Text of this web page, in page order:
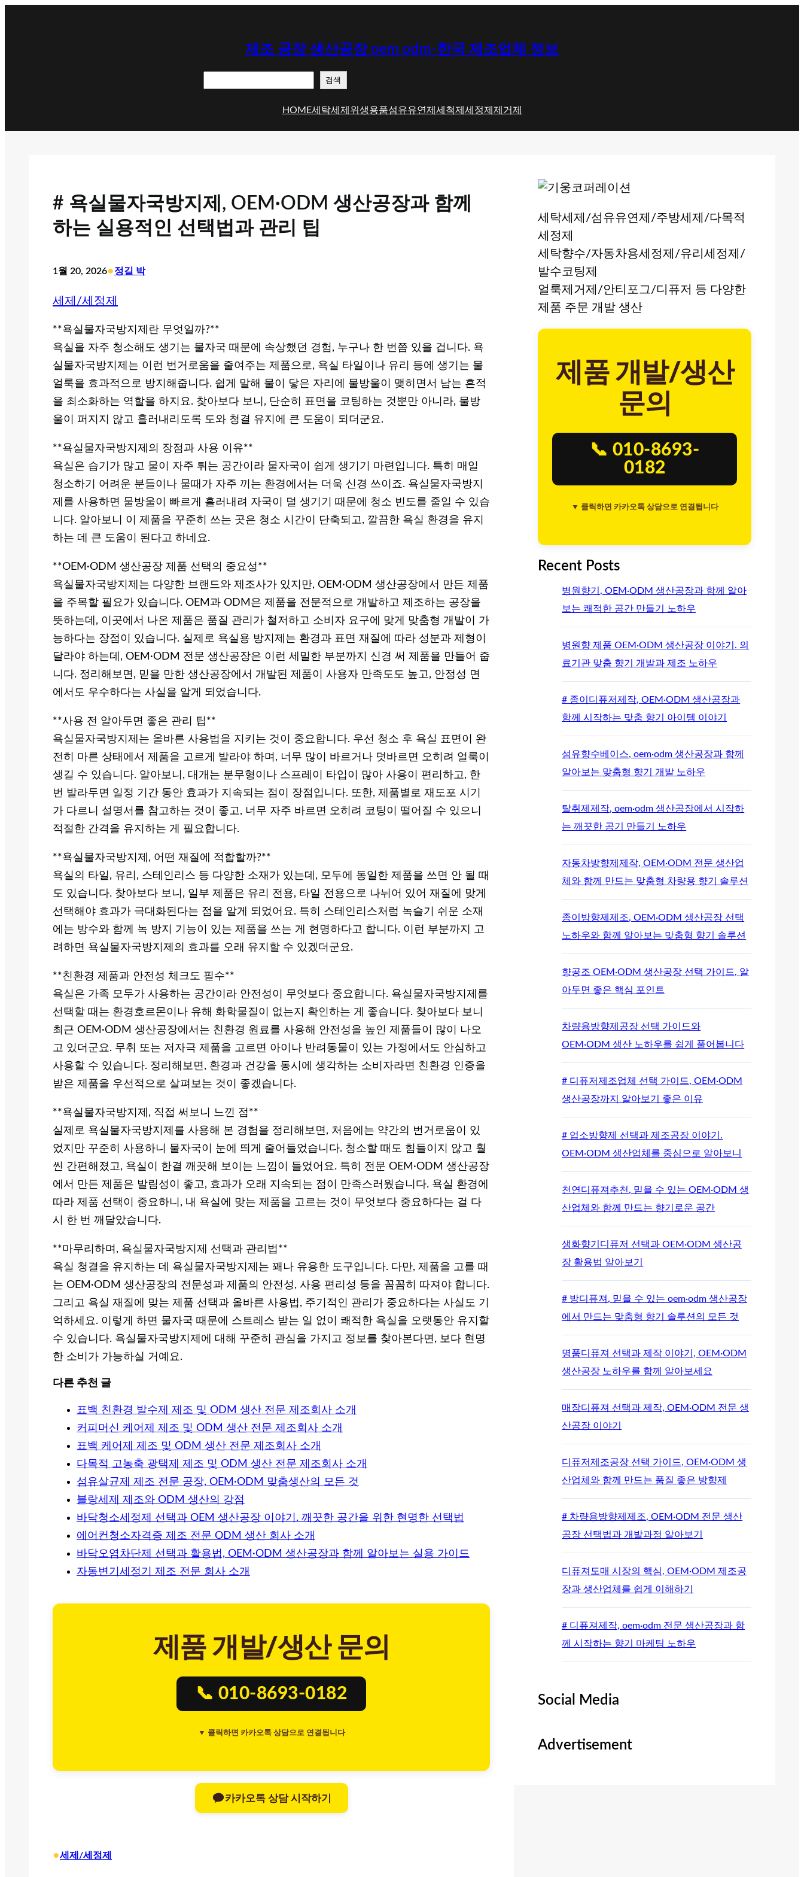
제조 공장 생산공장 oem odm-한국 제조업체 정보
검색
HOME세탁세제 위생용품섬유유연제 세척제 세정제 제거제
# 욕실물자국방지제, OEM·ODM 생산공장과 함께
하는 실용적인 선택법과 관리 팁
1월 20, 2026•정길 박
세제/세정제
**욕실물자국방지제란 무엇일까?**
욕실을 자주 청소해도 생기는 물자국 때문에 속상했던 경험, 누구나 한 번쯤 있을 겁니다. 욕
실물자국방지제는 이런 번거로움을 줄여주는 제품으로, 욕실 타일이나 유리 등에 생기는 물
얼룩을 효과적으로 방지해줍니다. 쉽게 말해 물이 닿은 자리에 물방울이 맺히면서 남는 흔적
을 최소화하는 역할을 하지요. 찾아보다 보니, 단순히 표면을 코팅하는 것뿐만 아니라, 물방
울이 퍼지지 않고 흘러내리도록 도와 청결 유지에 큰 도움이 되더군요.
**욕실물자국방지제의 장점과 사용 이유**
욕실은 습기가 많고 물이 자주 튀는 공간이라 물자국이 쉽게 생기기 마련입니다. 특히 매일
청소하기 어려운 분들이나 물때가 자주 끼는 환경에서는 더욱 신경 쓰이죠. 욕실물자국방지
제를 사용하면 물방울이 빠르게 흘러내려 자국이 덜 생기기 때문에 청소 빈도를 줄일 수 있습
니다. 알아보니 이 제품을 꾸준히 쓰는 곳은 청소 시간이 단축되고, 깔끔한 욕실 환경을 유지
하는 데 큰 도움이 된다고 하네요.
**OEM·ODM 생산공장 제품 선택의 중요성**
욕실물자국방지제는 다양한 브랜드와 제조사가 있지만, OEM·ODM 생산공장에서 만든 제품
을 주목할 필요가 있습니다. OEM과 ODM은 제품을 전문적으로 개발하고 제조하는 공장을
뜻하는데, 이곳에서 나온 제품은 품질 관리가 철저하고 소비자 요구에 맞게 맞춤형 개발이 가
능하다는 장점이 있습니다. 실제로 욕실용 방지제는 환경과 표면 재질에 따라 성분과 제형이
달라야 하는데, OEM·ODM 전문 생산공장은 이런 세밀한 부분까지 신경 써 제품을 만들어 줍
니다. 정리해보면, 믿을 만한 생산공장에서 개발된 제품이 사용자 만족도도 높고, 안정성 면
에서도 우수하다는 사실을 알게 되었습니다.
**사용 전 알아두면 좋은 관리 팁**
욕실물자국방지제는 올바른 사용법을 지키는 것이 중요합니다. 우선 청소 후 욕실 표면이 완
전히 마른 상태에서 제품을 고르게 발라야 하며, 너무 많이 바르거나 덧바르면 오히려 얼룩이
생길 수 있습니다. 알아보니, 대개는 분무형이나 스프레이 타입이 많아 사용이 편리하고, 한
번 발라두면 일정 기간 동안 효과가 지속되는 점이 장점입니다. 또한, 제품별로 재도포 시기
가 다르니 설명서를 참고하는 것이 좋고, 너무 자주 바르면 오히려 코팅이 떨어질 수 있으니
적절한 간격을 유지하는 게 필요합니다.
**욕실물자국방지제, 어떤 재질에 적합할까?**
욕실의 타일, 유리, 스테인리스 등 다양한 소재가 있는데, 모두에 동일한 제품을 쓰면 안 될 때
도 있습니다. 찾아보다 보니, 일부 제품은 유리 전용, 타일 전용으로 나뉘어 있어 재질에 맞게
선택해야 효과가 극대화된다는 점을 알게 되었어요. 특히 스테인리스처럼 녹슬기 쉬운 소재
에는 방수와 함께 녹 방지 기능이 있는 제품을 쓰는 게 현명하다고 합니다. 이런 부분까지 고
려하면 욕실물자국방지제의 효과를 오래 유지할 수 있겠더군요.
**친환경 제품과 안전성 체크도 필수**
욕실은 가족 모두가 사용하는 공간이라 안전성이 무엇보다 중요합니다. 욕실물자국방지제를
선택할 때는 환경호르몬이나 유해 화학물질이 없는지 확인하는 게 좋습니다. 찾아보다 보니
최근 OEM·ODM 생산공장에서는 친환경 원료를 사용해 안전성을 높인 제품들이 많이 나오
고 있더군요. 무취 또는 저자극 제품을 고르면 아이나 반려동물이 있는 가정에서도 안심하고
사용할 수 있습니다. 정리해보면, 환경과 건강을 동시에 생각하는 소비자라면 친환경 인증을
받은 제품을 우선적으로 살펴보는 것이 좋겠습니다.
**욕실물자국방지제, 직접 써보니 느낀 점**
실제로 욕실물자국방지제를 사용해 본 경험을 정리해보면, 처음에는 약간의 번거로움이 있
었지만 꾸준히 사용하니 물자국이 눈에 띄게 줄어들었습니다. 청소할 때도 힘들이지 않고 훨
씬 간편해졌고, 욕실이 한결 깨끗해 보이는 느낌이 들었어요. 특히 전문 OEM·ODM 생산공장
에서 만든 제품은 발림성이 좋고, 효과가 오래 지속되는 점이 만족스러웠습니다. 욕실 환경에
따라 제품 선택이 중요하니, 내 욕실에 맞는 제품을 고르는 것이 무엇보다 중요하다는 걸 다
시 한 번 깨달았습니다.
**마무리하며, 욕실물자국방지제 선택과 관리법**
욕실 청결을 유지하는 데 욕실물자국방지제는 꽤나 유용한 도구입니다. 다만, 제품을 고를 때
는 OEM·ODM 생산공장의 전문성과 제품의 안전성, 사용 편리성 등을 꼼꼼히 따져야 합니다.
그리고 욕실 재질에 맞는 제품 선택과 올바른 사용법, 주기적인 관리가 중요하다는 사실도 기
억하세요. 이렇게 하면 물자국 때문에 스트레스 받는 일 없이 쾌적한 욕실을 오랫동안 유지할
수 있습니다. 욕실물자국방지제에 대해 꾸준히 관심을 가지고 정보를 찾아본다면, 보다 현명
한 소비가 가능하실 거예요.
다른 추천 글
표백 친환경 발수제 제조 및 ODM 생산 전문 제조회사 소개
커피머신 케어제 제조 및 ODM 생산 전문 제조회사 소개
표백 케어제 제조 및 ODM 생산 전문 제조회사 소개
다목적 고농축 광택제 제조 및 ODM 생산 전문 제조회사 소개
섬유살균제 제조 전문 공장, OEM·ODM 맞춤생산의 모든 것
블랑세제 제조와 ODM 생산의 강점
바닥청소세정제 선택과 OEM 생산공장 이야기. 깨끗한 공간을 위한 현명한 선택법
에어컨청소자격증 제조 전문 ODM 생산 회사 소개
바닥오염차단제 선택과 활용법, OEM·ODM 생산공장과 함께 알아보는 실용 가이드
자동변기세정기 제조 전문 회사 소개
제품 개발/생산 문의
📞 010-8693-0182
▼ 클릭하면 카카오톡 상담으로 연결됩니다
카카오톡 상담 시작하기
•세제/세정제
세탁세제/섬유유연제/주방세제/다목적
세정제
세탁향수/자동차용세정제/유리세정제/
발수코팅제
얼룩제거제/안티포그/디퓨저 등 다양한
제품 주문 개발 생산
제품 개발/생산
문의
📞 010-8693-
0182
▼ 클릭하면 카카오톡 상담으로 연결됩니다
Recent Posts
병원향기, OEM·ODM 생산공장과 함께 알아
보는 쾌적한 공간 만들기 노하우
병원향 제품 OEM·ODM 생산공장 이야기. 의
료기관 맞춤 향기 개발과 제조 노하우
# 종이디퓨저제작, OEM·ODM 생산공장과
함께 시작하는 맞춤 향기 아이템 이야기
섬유향수베이스, oem·odm 생산공장과 함께
알아보는 맞춤형 향기 개발 노하우
탈취제제작, oem·odm 생산공장에서 시작하
는 깨끗한 공기 만들기 노하우
자동차방향제제작, OEM·ODM 전문 생산업
체와 함께 만드는 맞춤형 차량용 향기 솔루션
종이방향제제조, OEM·ODM 생산공장 선택
노하우와 함께 알아보는 맞춤형 향기 솔루션
향공조 OEM·ODM 생산공장 선택 가이드, 알
아두면 좋은 핵심 포인트
차량용방향제공장 선택 가이드와
OEM·ODM 생산 노하우를 쉽게 풀어봅니다
# 디퓨저제조업체 선택 가이드, OEM·ODM
생산공장까지 알아보기 좋은 이유
# 업소방향제 선택과 제조공장 이야기.
OEM·ODM 생산업체를 중심으로 알아보니
천연디퓨져추천, 믿을 수 있는 OEM·ODM 생
산업체와 함께 만드는 향기로운 공간
생화향기디퓨저 선택과 OEM·ODM 생산공
장 활용법 알아보기
# 방디퓨져, 믿을 수 있는 oem·odm 생산공장
에서 만드는 맞춤형 향기 솔루션의 모든 것
명품디퓨져 선택과 제작 이야기, OEM·ODM
생산공장 노하우를 함께 알아보세요
매장디퓨져 선택과 제작, OEM·ODM 전문 생
산공장 이야기
디퓨저제조공장 선택 가이드, OEM·ODM 생
산업체와 함께 만드는 품질 좋은 방향제
# 차량용방향제제조, OEM·ODM 전문 생산
공장 선택법과 개발과정 알아보기
디퓨져도매 시장의 핵심, OEM·ODM 제조공
장과 생산업체를 쉽게 이해하기
# 디퓨져제작, oem·odm 전문 생산공장과 함
께 시작하는 향기 마케팅 노하우
Social Media
Advertisement